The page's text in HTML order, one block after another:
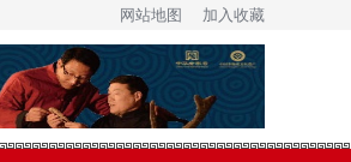
网站地图 加入收藏